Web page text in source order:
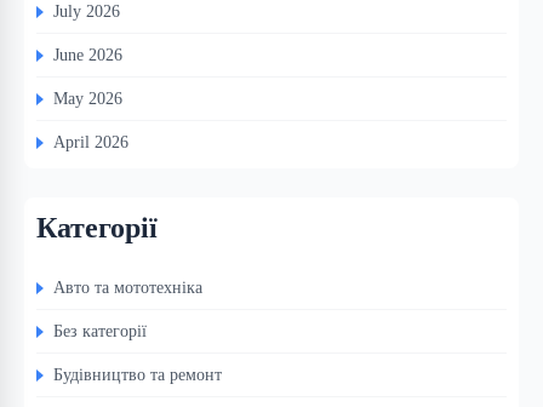
July 2026
June 2026
May 2026
April 2026
Категорії
Авто та мототехніка
Без категорії
Будівництво та ремонт